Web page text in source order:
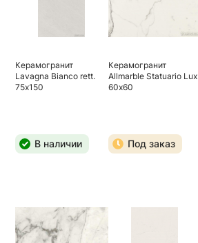
Керамогранит
Lavagna Bianco rett.
75х150
В наличии
Керамогранит
Allmarble Statuario Lux
60х60
Под заказ